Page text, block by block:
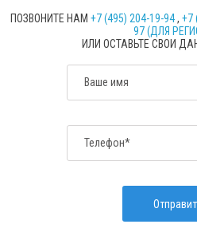
ПОЗВОНИТЕ НАМ +7 (495) 204-19-94, +7
97 (ДЛЯ
ИЛИ ОСТАВЬТЕ СВОИ
Ваше имя
Телефон*